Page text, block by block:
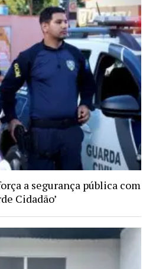
a segurança pública com
Cidadão’